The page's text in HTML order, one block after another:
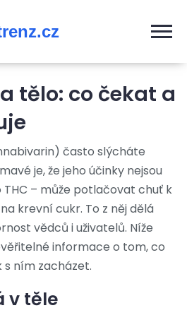
tělo: co čekat a
často slýcháte
je, že jeho účinky nejsou
THC – může potlačovat chuť k
krevní cukr. To z něj dělá
vědců i uživatelů. Níže
informace o tom, co
s ním zacházet.
v těle